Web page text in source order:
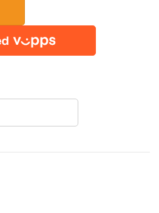
rekkemontering
antall